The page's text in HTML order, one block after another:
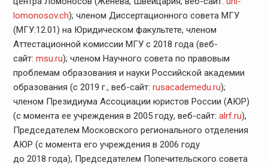
lomonosov.ch); членом Диссертационного совета МГУ
(МГУ.12.01) на Юридическом факультете, членом
Аттестационной комиссии МГУ с 2018 года (веб-
сайт: msu.ru); членом Научного совета по правовым
проблемам образования и науки Российской академии
образования (с 2019 г., веб-сайт: rusacademedu.ru);
членом Президиума Ассоциации юристов России (АЮР)
(с момента ее учреждения в 2005 году, веб-сайт: alrf.ru),
Председателем Московского регионального отделения
АЮР (с момента его учреждения в 2006 году
до 2018 года), Председателем Попечительского совета